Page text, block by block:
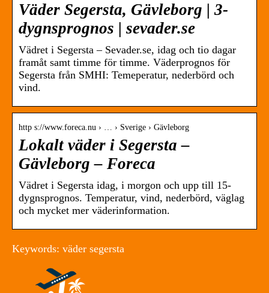
Väder Segersta, Gävleborg | 3-
dygnsprognos | sevader.se
Vädret i Segersta – Sevader.se, idag och tio dagar
framåt samt timme för timme. Väderprognos för
Segersta från SMHI: Temeperatur, nederbörd och
vind.
http s://www.foreca.nu › … › Sverige › Gävleborg
Lokalt väder i Segersta –
Gävleborg – Foreca
Vädret i Segersta idag, i morgon och upp till 15-
dygnsprognos. Temperatur, vind, nederbörd, väglag
och mycket mer väderinformation.
Keywords: väder segersta